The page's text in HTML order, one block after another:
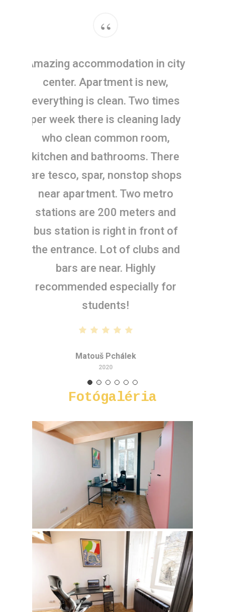
“
Amazing accommodation in city
center. Apartment is new,
everything is clean. Two times
per week there is cleaning lady
who clean common room,
kitchen and bathrooms. There
are tesco, spar, nonstop shops
near apartment. Two metro
stations are 200 meters and
bus station is right in front of
the entrance. Lot of clubs and
bars are near. Highly
recommended especially for
students!
Matouš Pchálek
2020